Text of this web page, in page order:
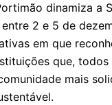
dinamiza a
2 e 5 de
em que
que, todos
mais